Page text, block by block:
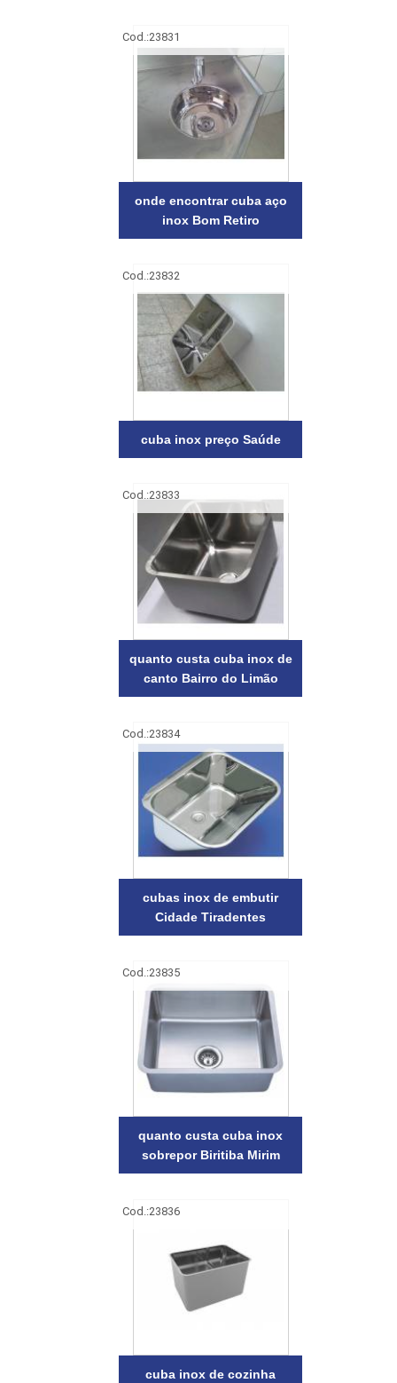
Cod.:23831
onde encontrar cuba aço
inox Bom Retiro
Cod.:23832
cuba inox preço Saúde
Cod.:23833
quanto custa cuba inox de
canto Bairro do Limão
Cod.:23834
cubas inox de embutir
Cidade Tiradentes
Cod.:23835
quanto custa cuba inox
sobrepor Biritiba Mirim
Cod.:23836
cuba inox de cozinha